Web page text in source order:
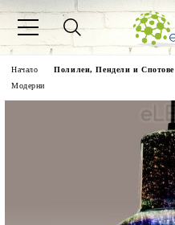
Начало Полилеи, Пендели и Спотове
Модерни